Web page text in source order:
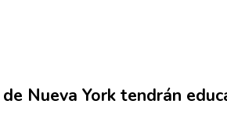
de Nueva York tendrán